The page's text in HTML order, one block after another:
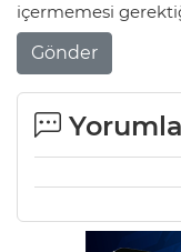
içermemesi
Gönder